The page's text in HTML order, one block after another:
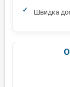
Швидка